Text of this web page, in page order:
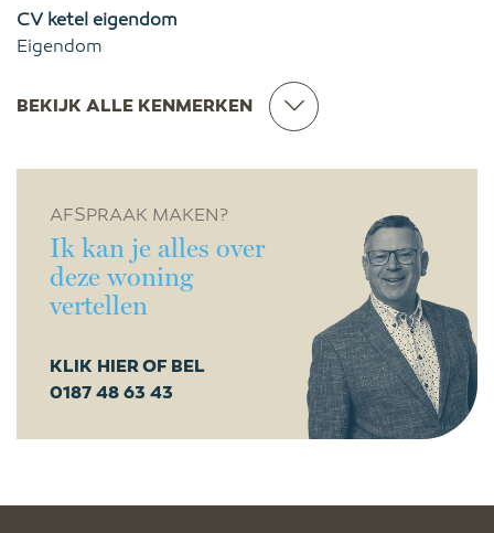
CV ketel eigendom
Eigendom
BEKIJK ALLE KENMERKEN
AFSPRAAK MAKEN?
Ik kan je alles over
deze woning
vertellen
KLIK HIER OF BEL
0187 48 63 43